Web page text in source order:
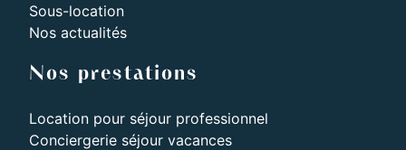
Sous-location
Nos actualités
Nos prestations
Location pour séjour professionnel
Conciergerie séjour vacances